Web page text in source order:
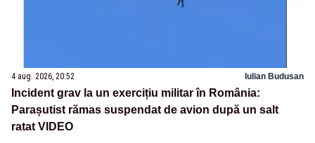
4 aug. 2026, 20:52 Iulian Budusan
Incident grav la un exercițiu militar în România:
Parașutist rămas suspendat de avion după un salt
ratat VIDEO